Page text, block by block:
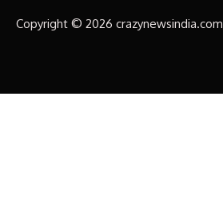
Copyright © 2026 crazynewsindia.com